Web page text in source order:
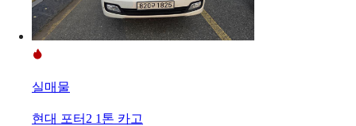
실매물
현대 포터2 1톤 카고